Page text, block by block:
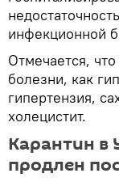
инфекционной
Отмечается,
болезни, как
гипертензия,
холецистит.
Карантин в
продлен